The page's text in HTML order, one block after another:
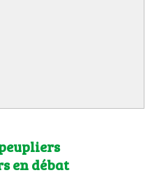
peupliers
en débat